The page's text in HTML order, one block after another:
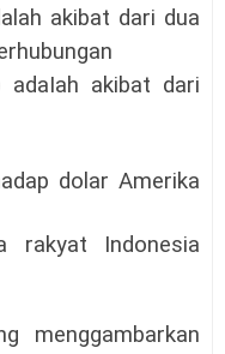
akibat dari dua
adaIah akibat dari
dolar Amerika
rakyat Indonesia
menggambarkan